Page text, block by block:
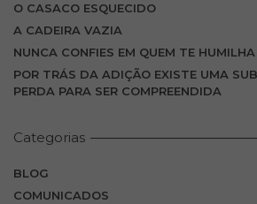
O CASACO ESQUECIDO
A CADEIRA VAZIA
NUNCA CONFIES EM QUEM TE
POR TRÁS DA ADIÇÃO EXISTE UMA
PERDA PARA SER COMPREENDIDA
Categorias
BLOG
COMUNICADOS